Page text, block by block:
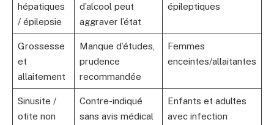
hépatiques
/ épilepsie
d’alcool peut
aggraver l’état
épileptiques
Grossesse
et
allaitement
Manque d’études,
prudence
recommandée
Femmes
enceintes/allaitantes
Sinusite /
otite non
Contre-indiqué
sans avis médical
Enfants et adultes
avec infection